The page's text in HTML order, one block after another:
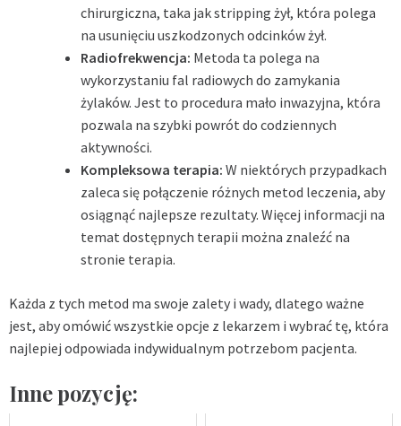
chirurgiczna, taka jak stripping żył, która polega
na usunięciu uszkodzonych odcinków żył.
Radiofrekwencja: Metoda ta polega na
wykorzystaniu fal radiowych do zamykania
żylaków. Jest to procedura mało inwazyjna, która
pozwala na szybki powrót do codziennych
aktywności.
Kompleksowa terapia: W niektórych przypadkach
zaleca się połączenie różnych metod leczenia, aby
osiągnąć najlepsze rezultaty. Więcej informacji na
temat dostępnych terapii można znaleźć na
stronie terapia.
Każda z tych metod ma swoje zalety i wady, dlatego ważne
jest, aby omówić wszystkie opcje z lekarzem i wybrać tę, która
najlepiej odpowiada indywidualnym potrzebom pacjenta.
Inne pozycję: